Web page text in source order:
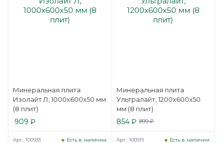
Минеральная плита
Изолайт Л, 1000x600x50 мм
(8 плит)
909 ₽
Минеральная плита
Ультралайт, 1200x600x50
мм (8 плит)
854₽ 899₽
Есть в наличии
Арт.: 100933 Есть в наличии
Арт.: 100919